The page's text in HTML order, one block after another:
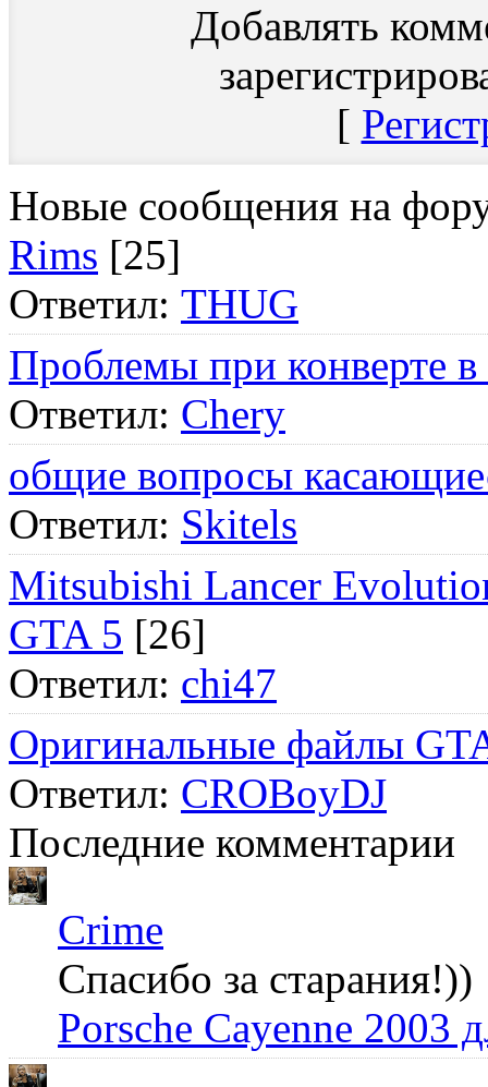
Добавлять
[
Новые сообщения на
Rims [25]
Ответил: THUG
Проблемы при конверте
Ответил: Chery
общие вопросы
Ответил: Skitels
Mitsubishi Lancer
GTA 5 [26]
Ответил: chi47
Оригинальные файлы
Ответил: CROBoyDJ
Последние комментарии
Crime
Спасибо за старания!))
Porsche Cayenne 2003